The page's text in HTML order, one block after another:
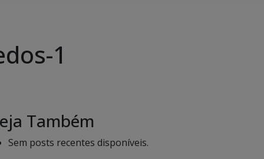
1
Também
Sem posts recentes disponíveis.